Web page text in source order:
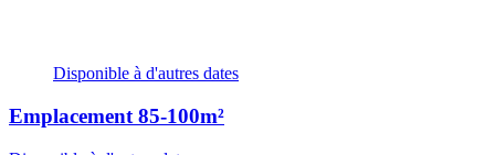
Disponible à d'autres dates
Emplacement 85-100m²